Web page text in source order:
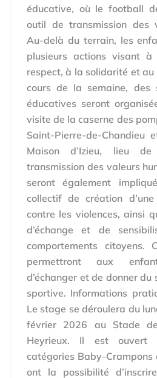
éducative, où le football
outil de transmission des
Au-delà du terrain, les
plusieurs actions visant
respect, à la solidarité et
cours de la semaine, des
éducatives seront
visite de la caserne des
Saint-Pierre-de-Chandieu
Maison d’Izieu, lieu
transmission des valeurs
seront également
collectif de création
contre les violences, ainsi
d’échange et de
comportements citoyens.
permettront aux
d’échanger et de donner
sportive. Informations
Le stage se déroulera du
février 2026 au Stade
Heyrieux. Il est ouvert
catégories Baby-
ont la possibilité